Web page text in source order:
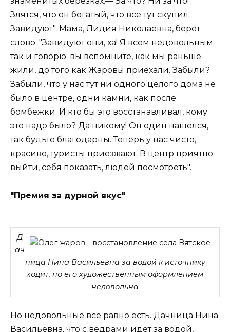
Злятся, что он богатый, что все тут скупил.
Завидуют". Мама, Лидия Николаевна, берет
слово: "Завидуют они, ха! Я всем недовольным
так и говорю: вы вспомните, как мы раньше
жили, до того как Жаровы приехали. Забыли?
Забыли, что у нас тут ни одного целого дома не
было в центре, одни камни, как после
бомбежки. И кто бы это восстанавливал, кому
это надо было? Да никому! Он один нашелся,
так будьте благодарны. Теперь у нас чисто,
красиво, туристы приезжают. В центр приятно
выйти, себя показать, людей посмотреть".
"Премия за дурной вкус"
Д
ач
ница Нина Васильевна за водой к источнику
ходит, но его художественным оформлением
недовольна
Но недовольные все равно есть. Дачница Нина
Васильевна, что с ведрами идет за водой,